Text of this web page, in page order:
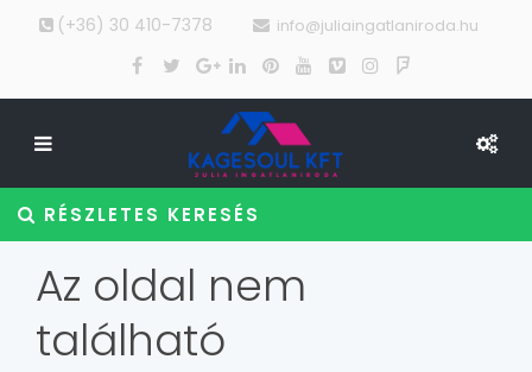
(+36) 30 410-7378 info@juliaingatlaniroda.hu
RÉSZLETES KERESÉS
Az oldal nem
található